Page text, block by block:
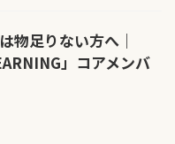
物足りない方へ｜
」コアメンバ